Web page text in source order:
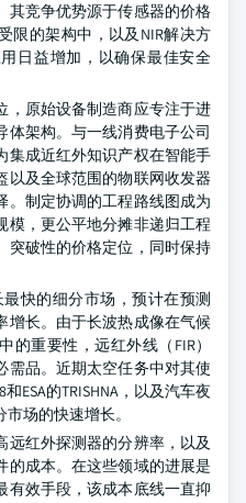
其竞争优势源于传感器的价格
限的架构中，以及NIR解决方
日益增加，以确保最佳安全
，原始设备制造商应专注于进
体架构。与一线消费电子公司
集成近红外知识产权在智能手
以及全球范围的物联网收发器
。制定协调的工程路线图成为
模，更公平地分摊非递归工程
突破性的价格定位，同时保持
快的细分市场，预计在预测
增长。由于长波热成像在气候
的重要性，远红外线（FIR）
需品。近期太空任务中对其使
ESA的TRISHNA，以及汽车夜
场的快速增长。
远红外探测器的分辨率，以及
的成本。在这些领域的进展是
有效手段，该成本底线一直抑